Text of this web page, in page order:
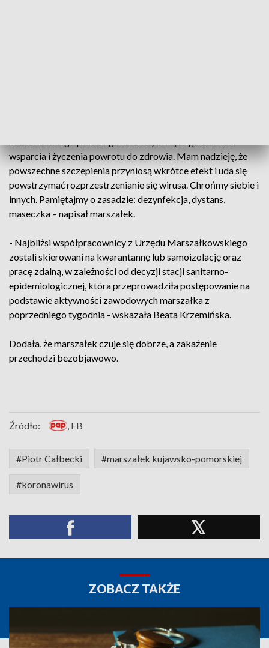
wsparcia i życzenia powrotu do zdrowia. Mam nadzieję, że
powszechne szczepienia przyniosą wkrótce efekt i uda się
powstrzymać rozprzestrzenianie się wirusa. Chrońmy siebie i
innych. Pamiętajmy o zasadzie: dezynfekcja, dystans,
maseczka – napisał marszałek.
- Najbliżsi współpracownicy z Urzędu Marszałkowskiego
zostali skierowani na kwarantannę lub samoizolację oraz
pracę zdalną, w zależności od decyzji stacji sanitarno-
epidemiologicznej, która przeprowadziła postępowanie na
podstawie aktywności zawodowych marszałka z
poprzedniego tygodnia - wskazała Beata Krzemińska.
Dodała, że marszałek czuje się dobrze, a zakażenie
przechodzi bezobjawowo.
Źródło: , FB
#Piotr Całbecki #marszałek kujawsko-pomorskiej
#koronawirus
ZOBACZ TAKŻE